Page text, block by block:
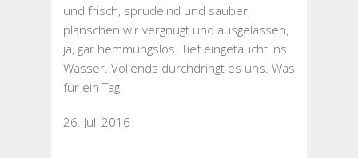
und frisch, sprudelnd und sauber,
planschen wir vergnügt und ausgelassen,
ja, gar hemmungslos. Tief eingetaucht ins
Wasser. Vollends durchdringt es uns. Was
für ein Tag.
26. Juli 2016